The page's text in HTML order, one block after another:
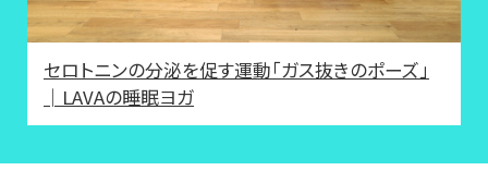
セロトニンの分泌を促す運動「ガス抜きのポーズ」
│LAVAの睡眠ヨガ